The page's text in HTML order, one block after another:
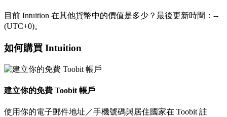
目前 Intuition 在其他貨幣中的價值是多少？最後更新時間：--
(UTC+0)。
如何購買 Intuition
建立你的免費 Toobit 帳戶
使用你的電子郵件地址／手機號碼與居住國家在 Toobit 註